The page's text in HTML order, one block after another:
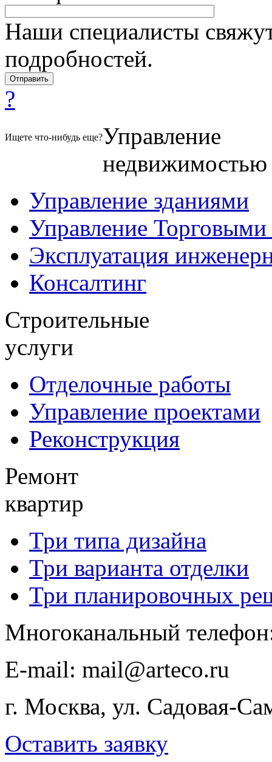
Наши специалисты
подробностей.
?
Ищете что-нибудь еще?Управление
недвижимостью
Управление зданиями
Управление
Эксплуатация
Консалтинг
Строительные
услуги
Отделочные работы
Управление проектами
Реконструкция
Ремонт
квартир
Три типа дизайна
Три варианта отделки
Три планировочных
Многоканальный
E-​mail: mail@arteco.ru
г. Москва, ул. Садовая-
Оставить заявку